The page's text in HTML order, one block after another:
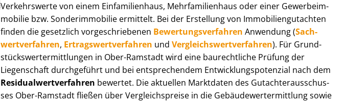
Verkehrswerte von einem Einfamilienhaus, Mehr­fa­mi­li­en­haus oder einer Ge­wer­be­im­
mo­bi­lie bzw. Sonderimmobilie ermittelt. Bei der Erstellung von Im­mo­bi­li­en­gut­ach­ten
finden die gesetzlich vor­ge­schrie­be­nen Be­wer­tungs­ver­fah­ren Anwendung (Sach­
wert­ver­fah­ren, Er­trags­wert­ver­fah­ren und Ver­gleichs­wert­ver­fah­ren). Für Grund­
stücks­wert­ermitt­lun­gen in Ober-Ramstadt wird eine baurechtliche Prüfung der
Liegenschaft durchgeführt und bei entsprechendem Ent­wick­lungs­po­ten­zi­al nach dem
Re­si­du­al­wert­ver­fah­ren bewertet. Die aktuellen Marktdaten des Gut­ach­ter­aus­schus­
ses Ober-Ramstadt fließen über Ver­gleichs­prei­se in die Ge­bäu­de­wert­ermitt­lung sowie